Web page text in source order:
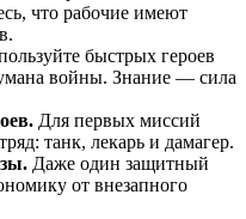
что рабочие имеют
быстрых героев
войны. Знание — сила
Для первых миссий
танк, лекарь и дамагер.
Даже один защитный
от внезапного